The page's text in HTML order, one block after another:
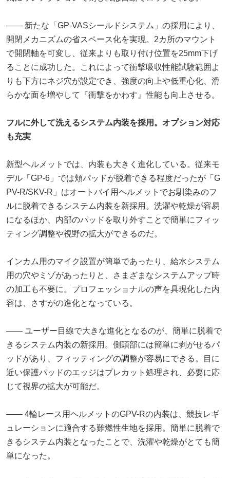
―― 新たな「GP-VASシールドシステム」の採用により、
開閉メカニズムの省スペース化を実現。2カ所のマウント
で開閉軸を可変し、従来よりも取り付け位置を25mm下げ
ることに成功した。これによって衝撃吸収性能試験範囲よ
りも下方にネジ穴が設定でき、強度の向上や低重心化、滑
らかな面を増やして『衝撃をかわす』性能も向上させる。
フルに外して洗えるシステム内装を採用。オプション対応
も充実
新型ヘルメットでは、内装も大きく進化している。従来モ
デル「GP-6」では頬パッドが脱着できる程度だったが「G
PV-R/SKV-R」はオートバイ用ヘルメットでお馴染みのフ
ルに脱着できるシステム内装を新採用。洗濯や乾燥が容易
になるほか、内部のパッドを取り外すことで簡単にフィッ
ティング調整や視野の拡大ができるのだ。
インカム用のマイク設置が簡単であったり、給水システム
用の穴やミゾがあったりと、さまざまなシステムアップ時
の加工も不要に。プロフェッショナルの声を具現化した内
容は、さすがの進化となっている。
―― ユーザー目線で大きな進化となるのが、簡単に脱着で
きるシステム内装の新採用。側頭部には簡単に剥がせるパ
ッドがあり、フィッティングの調整が容易にできる。目に
近い保護パッドのエッジはプレカット処理され、必要に応
じて視界の拡大が可能だ。
―― 4輪レース用ヘルメットのGPV-Rの内装は、競技レギ
ュレーションに適合する難燃性生地を採用。簡単に脱着で
きるシステム内装となったことで、洗濯や乾燥がとても簡
単になった。